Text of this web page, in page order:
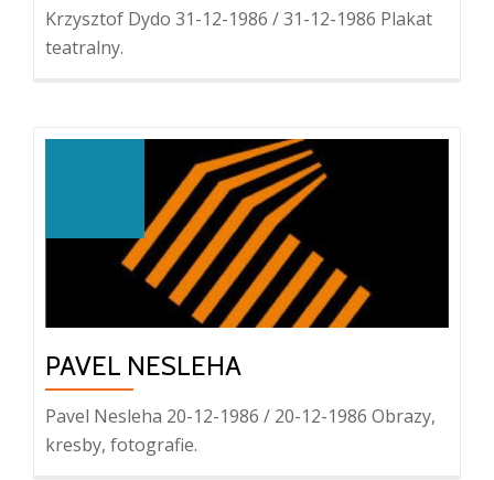
Krzysztof Dydo 31-12-1986 / 31-12-1986 Plakat
teatralny.
PAVEL NESLEHA
Pavel Nesleha 20-12-1986 / 20-12-1986 Obrazy,
kresby, fotografie.